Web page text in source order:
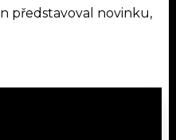
představoval novinku,